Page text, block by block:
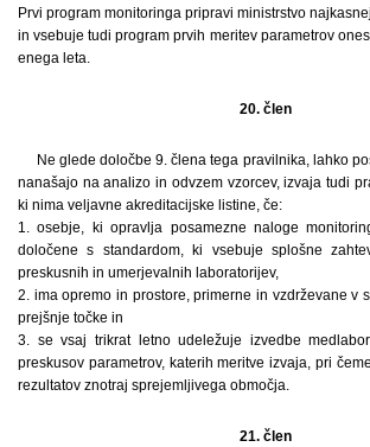
Prvi program monitoringa pripravi ministrstvo
in vsebuje tudi program prvih meritev parametrov
enega leta.
20. člen
Ne glede določbe 9. člena tega pravilnika, lahko
nanašajo na analizo in odvzem vzorcev, izvaja tudi
ki nima veljavne akreditacijske listine, če:
1. osebje, ki opravlja posamezne naloge
določene s standardom, ki vsebuje splošne
preskusnih in umerjevalnih laboratorijev,
2. ima opremo in prostore, primerne in vzdrževane v
prejšnje točke in
3. se vsaj trikrat letno udeležuje izvedbe
preskusov parametrov, katerih meritve izvaja, pri
rezultatov znotraj sprejemljivega območja.
21. člen